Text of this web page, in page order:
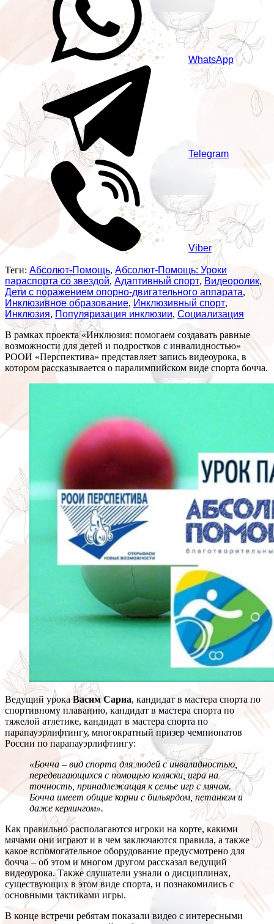
WhatsApp
Telegram
Viber
Теги: Абсолют-Помощь, Абсолют-Помощь: Уроки
параспорта со звездой, Адаптивный спорт, Видеоролик,
Дети с поражением опорно-двигательного аппарата,
Инклюзивное образование, Инклюзивный спорт,
Инклюзия, Популяризация инклюзии, Социализация
В рамках проекта «Инклюзия: помогаем создавать равные
возможности для детей и подростков с инвалидностью»
РООИ «Перспектива» представляет запись видеоурока, в
котором рассказывается о паралимпийском виде спорта бочча.
Ведущий урокаВасим Сариа, кандидат в мастера спорта по
спортивному плаванию, кандидат в мастера спорта по
тяжелой атлетике, кандидат в мастера спорта по
парапауэрлифтингу, многократный призер чемпионатов
России по парапауэрлифтингу:
«Бочча – вид спорта для людей с инвалидностью,
передвигающихся с помощью коляски, игра на
точность, принадлежащая к семье игр с мячом.
Бочча имеет общие корни с бильярдом, петанком и
даже керлингом».
Как правильно располагаются игроки на корте, какими
мячами они играют и в чем заключаются правила, а также
какое вспомогательное оборудование предусмотрено для
бочча – об этом и многом другом рассказал ведущий
видеоурока. Также слушатели узнали о дисциплинах,
существующих в этом виде спорта, и познакомились с
основными тактиками игры.
В конце встречи ребятам показали видео с интересными